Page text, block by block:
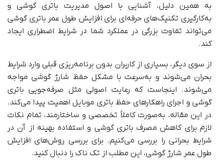
به همین دلیل، آشنایی با اصول مدیریت باتری گوشی و
به‌کارگیری تکنیک‌های حرفه‌ای برای افزایش طول عمر باتری گوشی
می‌تواند تفاوت بزرگی در عملکرد شما در شرایط اضطراری ایجاد
کند.
از سوی دیگر، بسیاری از کاربران بدون برنامه‌ریزی قبلی وارد شرایط
بحران می‌شوند و به‌سرعت با مشکل حفظ شارژ گوشی مواجه
می‌شوند. اینجاست که رعایت اصولی مثل صرفه‌جویی باتری
گوشی و اجرای راهکارهای حفظ باتری موبایل اهمیت پیدا می‌کند.
در این مقاله، به‌صورت کاملاً تخصصی و ساختارمند، تمام نکات
لازم برای کاهش مصرف باتری گوشی و استفاده بهینه از آن در
شرایط بحرانی را بررسی می‌کنیم. برای بررسی روش‌های افزایش
طول عمر شارژ گوشی، این مطلب از تک ناک را دنبال کنید.